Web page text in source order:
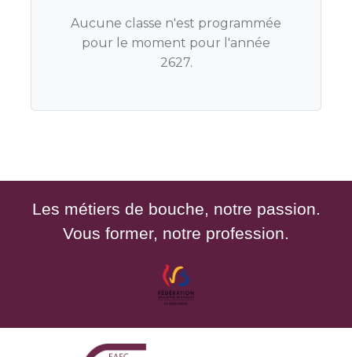
Aucune classe n'est programmée
pour le moment pour l'année
2627.
Les métiers de bouche, notre passion.
Vous former, notre profession.